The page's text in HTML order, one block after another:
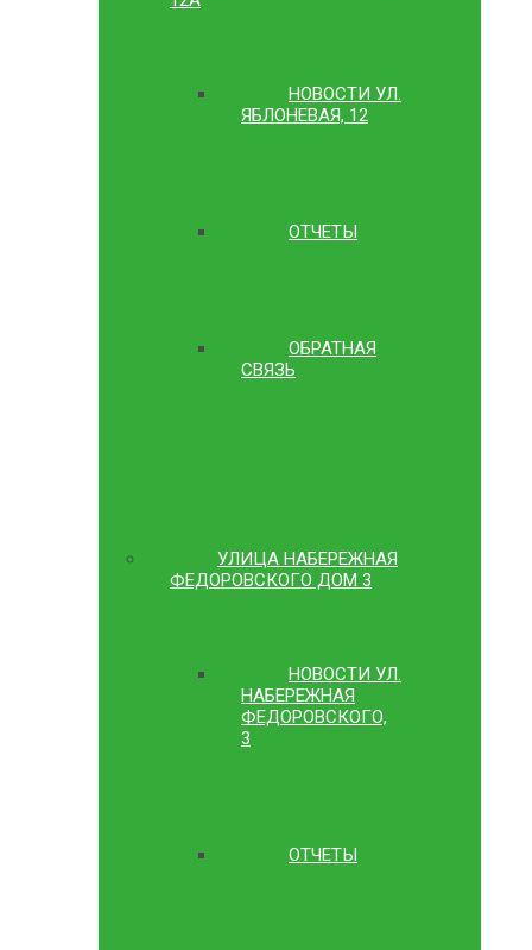
НОВОСТИ УЛ.
ЯБЛОНЕВАЯ, 12
ОТЧЕТЫ
ОБРАТНАЯ
СВЯЗЬ
УЛИЦА НАБЕРЕЖНАЯ
ФЕДОРОВСКОГО ДОМ 3
НОВОСТИ УЛ.
НАБЕРЕЖНАЯ
ФЕДОРОВСКОГО,
3
ОТЧЕТЫ